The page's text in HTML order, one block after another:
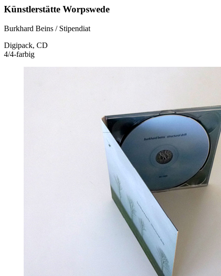
Künstlerstätte Worpswede
Burkhard Beins / Stipendiat
Digipack, CD
4/4-farbig